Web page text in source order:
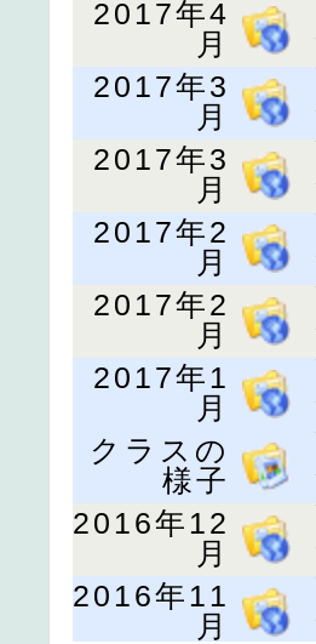
2017年4
月
2017年3
月
2017年3
月
2017年2
月
2017年2
月
2017年1
月
クラスの
様子
2016年12
月
2016年11
月